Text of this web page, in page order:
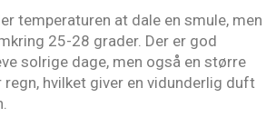
temperaturen at dale en smule, men
25-28 grader. Der er god
solrige dage, men også en større
hvilket giver en vidunderlig duft